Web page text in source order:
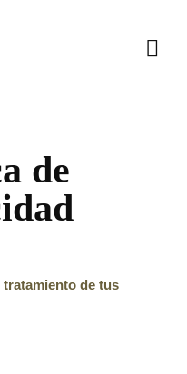
de
tratamiento de tus